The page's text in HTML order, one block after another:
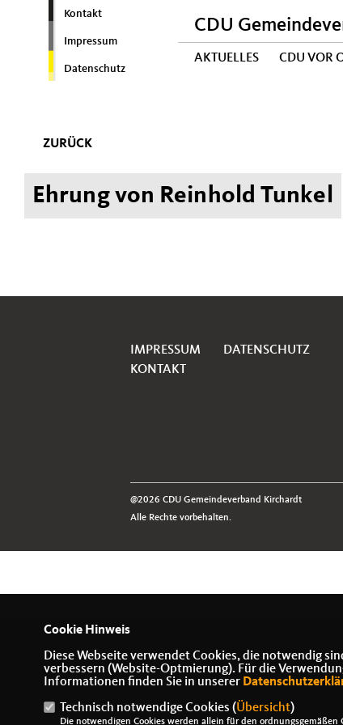
Kontakt
Impressum
Datenschutz
CDU
AKTUELLES CDU VOR
ZURÜCK
Ehrung von Reinhold Tunkel
IMPRESSUM
DATENSCHUTZ
KONTAKT
@2026 CDU Gemeindeverband Kirchardt
Alle Rechte vorbehalten.
Cookie Hinweis
Diese Webseite verwendet Cookies, die notwendig
verbessern (Website-Optmierung). Für die
Informationen finden Sie in unserer
Technisch notwendige Cookies (Übersicht)
Die notwendigen Cookies werden allein für den ordnungsgemäßen